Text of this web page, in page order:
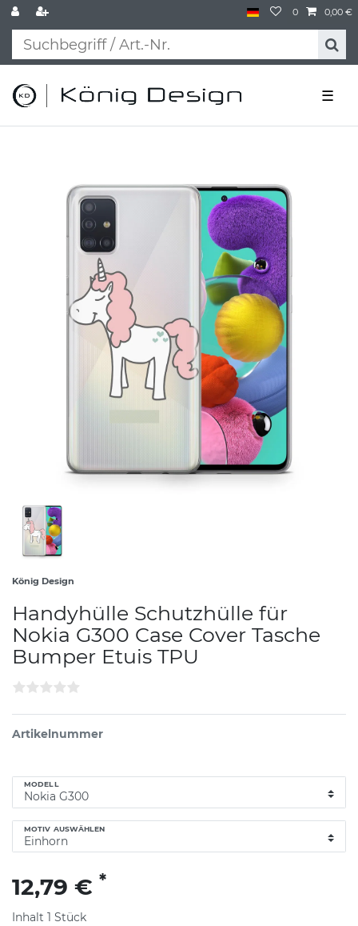
0 0,00 €
☰
König Design
Handyhülle Schutzhülle für
Nokia G300 Case Cover Tasche
Bumper Etuis TPU
Artikelnummer
MODELL
MOTIV AUSWÄHLEN
12,79 € *
Inhalt 1 Stück